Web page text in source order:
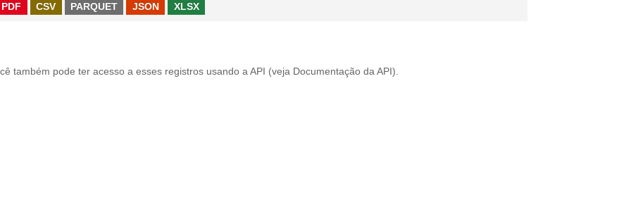
PDF CSV PARQUET JSON XLSX
também pode ter acesso a esses registros usando a API (veja Documentação da API ).